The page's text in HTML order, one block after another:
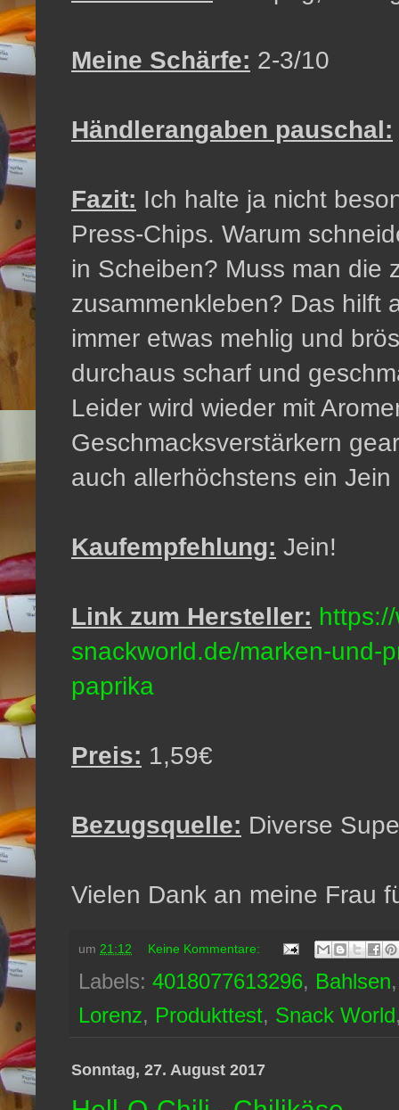
Meine Schärfe: 2-3/10
Händlerangaben pauschal:
Fazit: Ich halte ja nicht
Press-Chips. Warum
in Scheiben? Muss man die
zusammenkleben? Das hilft
immer etwas mehlig und
durchaus scharf und
Leider wird wieder mit
Geschmacksverstärkern
auch allerhöchstens ein Jein
Kaufempfehlung: Jein!
Link zum Hersteller:
snackworld.de/marken-und-
paprika
Preis: 1,59€
Bezugsquelle: Diverse
Vielen Dank an meine Frau
um 21:12 Keine Kommentare:
Labels: 4018077613296, Bahlsen
Lorenz, Produkttest, Snack World
Sonntag, 27. August 2017